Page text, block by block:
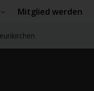
Mitglied werden